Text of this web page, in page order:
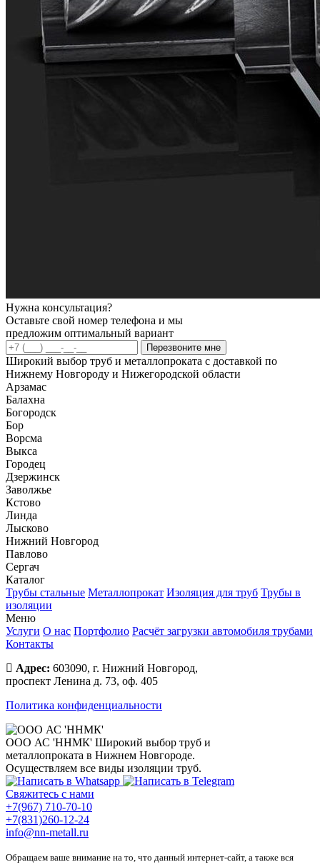
Нужна консультация?
Оставьте свой номер телефона и мы
предложим оптимальный вариант
Перезвоните мне
Широкий выбор труб и металлопроката с доставкой по
Нижнему Новгороду и Нижегородской области
Арзамас
Балахна
Богородск
Бор
Ворсма
Выкса
Городец
Дзержинск
Заволжье
Кстово
Линда
Лысково
Нижний Новгород
Павлово
Сергач
Каталог
Трубы стальные Металлопрокат Изоляция для труб Трубы в
изоляции
Меню
Услуги О нас Портфолио Расчёт загрузки автомобиля трубами
Контакты
Адрес: 603090, г. Нижний Новгород,
проспект Ленина д. 73, оф. 405
Политика конфиденциальности
ООО АС 'ННМК' Широкий выбор труб и
металлопроката в Нижнем Новгороде.
Осуществляем все виды изоляции труб.
Свяжитесь с нами
+7(967) 710-70-10
+7(831)260-12-24
info@nn-metall.ru
Обращаем ваше внимание на то, что данный интернет-сайт, а также вся